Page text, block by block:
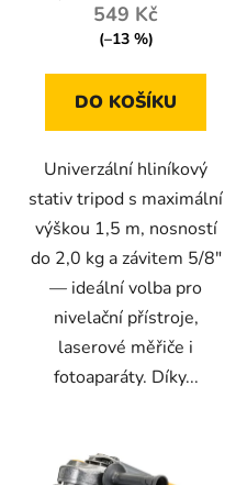
549 Kč
(–13 %)
DO KOŠÍKU
Univerzální hliníkový
stativ tripod s maximální
výškou 1,5 m, nosností
do 2,0 kg a závitem 5/8"
— ideální volba pro
nivelační přístroje,
laserové měřiče i
fotoaparáty. Díky...